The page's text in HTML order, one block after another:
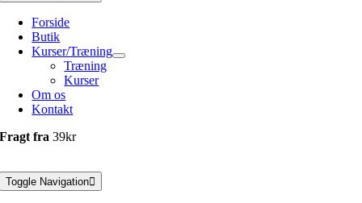
Forside
Butik
Kurser/Træning
Træning
Kurser
Om os
Kontakt
Fragt fra39kr
Toggle Navigation